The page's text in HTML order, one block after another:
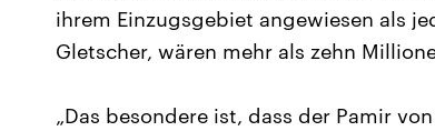
ihrem Einzugsgebiet angewiesen als
Gletscher, wären mehr als zehn
„Das besondere ist, dass der Pamir